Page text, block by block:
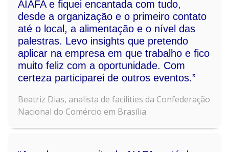
AIAFA e fiquei encantada com tudo,
desde a organização e o primeiro contato
até o local, a alimentação e o nível das
palestras. Levo insights que pretendo
aplicar na empresa em que trabalho e fico
muito feliz com a oportunidade. Com
certeza participarei de outros eventos.”
Beatriz Dias, analista de facilities da Confederação
Nacional do Comércio em Brasília